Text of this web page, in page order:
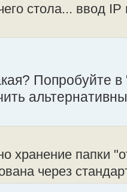
стола... ввод
Попробуйте
хранение папки
через